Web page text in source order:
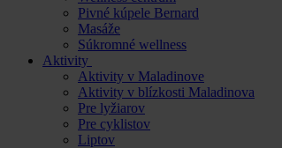
Pivné kúpele Bernard
Masáže
Súkromné wellness
Aktivity
Aktivity v Maladinove
Aktivity v blízkosti Maladinova
Pre lyžiarov
Pre cyklistov
Liptov